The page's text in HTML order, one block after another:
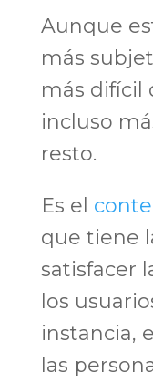
Aunque
más
más difícil
incluso
resto.
Es el
que tiene
satisfacer
los
instancia,
las